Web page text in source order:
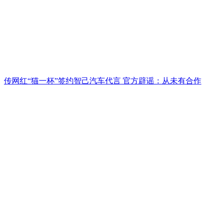
传网红“猫一杯”签约智己汽车代言 官方辟谣：从未有合作